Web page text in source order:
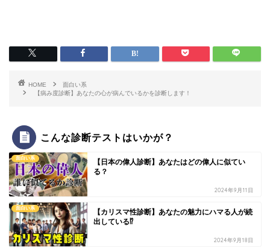
HOME
面白い系
【病み度診断】あなたの心が病んでいるかを診断します！
こんな診断テストはいかが？
面白い系
【日本の偉人診断】あなたはどの偉人に似てい
る？
2024年9月11日
面白い系
【カリスマ性診断】あなたの魅力にハマる人が続
出している⁉
2024年9月18日